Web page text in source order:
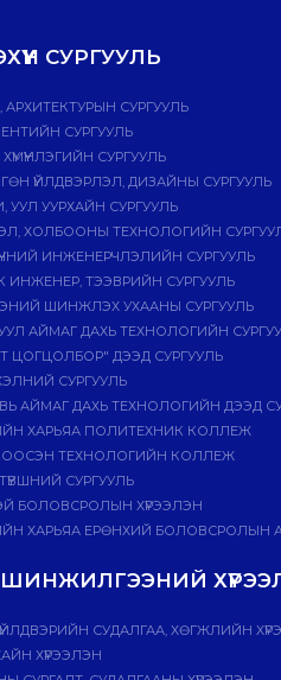
СУРГУУЛЬ
АРХИТЕКТУРЫН СУРГУУЛЬ
СУРГУУЛЬ
СУРГУУЛЬ
ҮЙЛДВЭРЛЭЛ, ДИЗАЙНЫ СУРГУУЛЬ
УУЛ УУРХАЙН СУРГУУЛЬ
ХОЛБООНЫ ТЕХНОЛОГИЙН
ИНЖЕНЕРЧЛЭЛИЙН СУРГУУЛЬ
ИНЖЕНЕР, ТЭЭВРИЙН СУРГУУЛЬ
ШИНЖЛЭХ УХААНЫ СУРГУУЛЬ
АЙМАГ ДАХЬ ТЕХНОЛОГИЙН
ЦОГЦОЛБОР" ДЭЭД СУРГУУЛЬ
СУРГУУЛЬ
АЙМАГ ДАХЬ ТЕХНОЛОГИЙН ДЭЭД
ХАРЬЯА ПОЛИТЕХНИК КОЛЛЕЖ
ТЕХНОЛОГИЙН КОЛЛЕЖ
СУРГУУЛЬ
БОЛОВСРОЛЫН ХҮРЭЭЛЭН
ХАРЬЯА ЕРӨНХИЙ БОЛОВСРОЛЫН
СУДАЛГАА, ХӨГЖЛИЙН
ХҮРЭЭЛЭН